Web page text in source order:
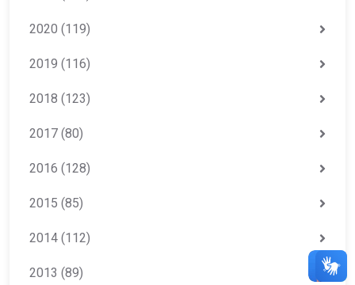
2020 (119)
2019 (116)
2018 (123)
2017 (80)
2016 (128)
2015 (85)
2014 (112)
2013 (89)